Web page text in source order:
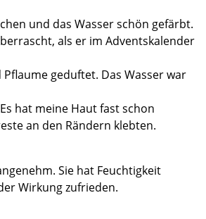
und das Wasser schön gefärbt.
als er im Adventskalender
geduftet. Das Wasser war
hat meine Haut fast schon
an den Rändern klebten.
Sie hat Feuchtigkeit
Wirkung zufrieden.